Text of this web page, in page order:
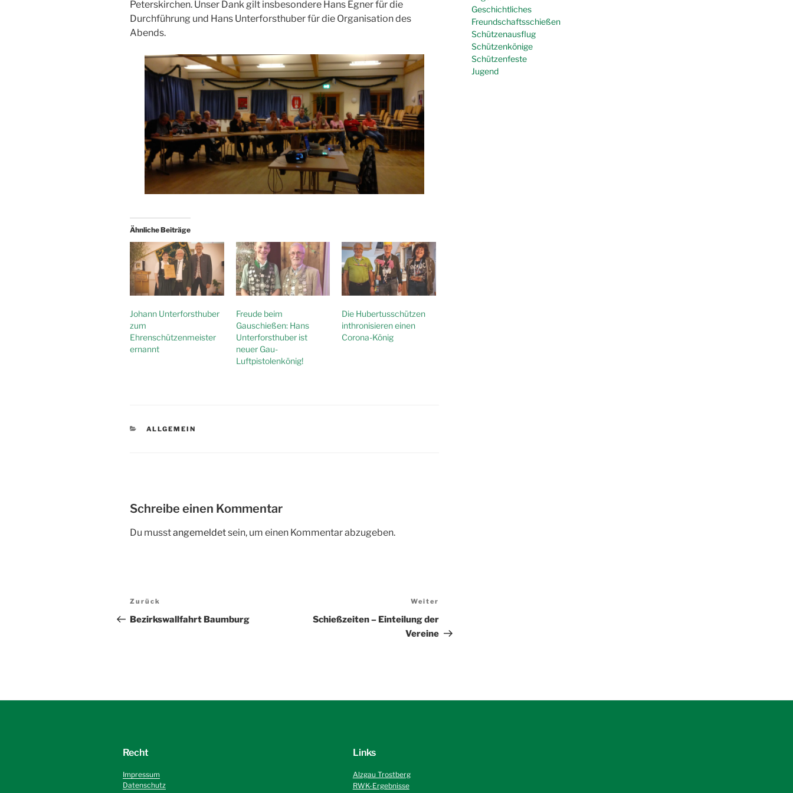
Peterskirchen. Unser Dank gilt insbesondere Hans Egner für die
Durchführung und Hans Unterforsthuber für die Organisation des
Abends.
Ähnliche Beiträge
Johann Unterforsthuber
zum
Ehrenschützenmeister
ernannt
Freude beim
Gauschießen: Hans
Unterforsthuber ist
neuer Gau-
Luftpistolenkönig!
Die Hubertusschützen
inthronisieren einen
Corona-König
KATEGORIEN
ALLGEMEIN
Schreibe einen Kommentar
Du musstangemeldetsein, um einen Kommentar abzugeben.
Vorheriger
Beitrag
Zurück
Bezirkswallfahrt Baumburg
Beitrag
Weiter
Schießzeiten – Einteilung der
Vereine
Geschichtliches
Freundschaftsschießen
Schützenausflug
Schützenkönige
Schützenfeste
Jugend
Recht
Impressum
Datenschutz
Links
Alzgau Trostberg
RWK-Ergebnisse